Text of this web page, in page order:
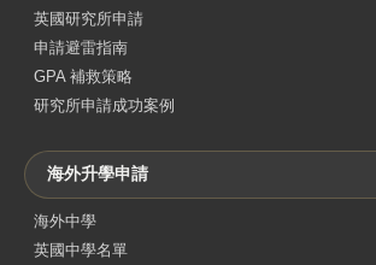
英國研究所申請
申請避雷指南
GPA 補救策略
研究所申請成功案例
海外升學申請
海外中學
英國中學名單